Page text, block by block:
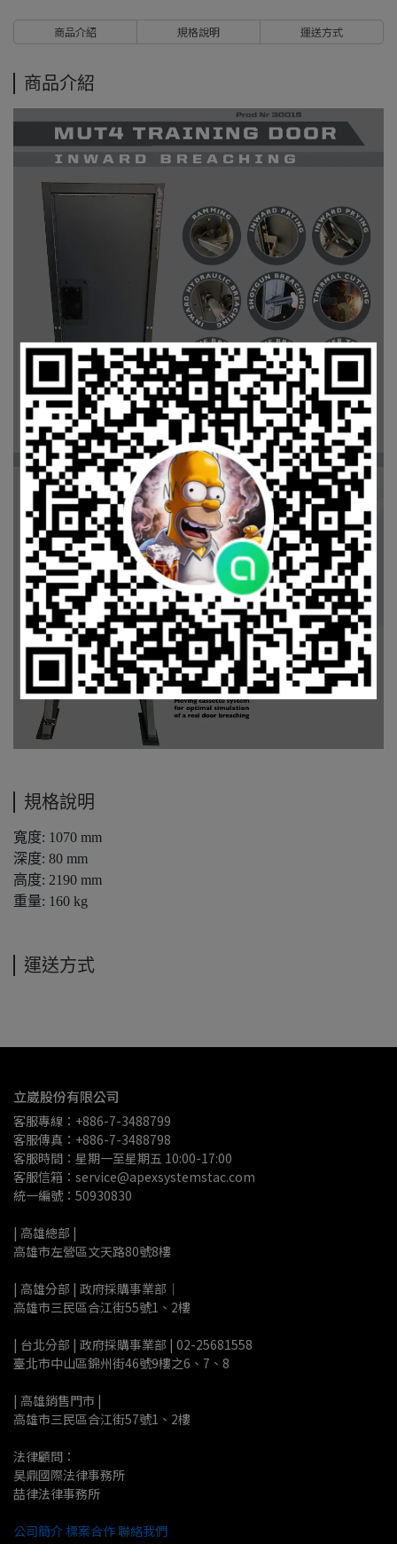
商品介紹 規格說明 運送方式
商品介紹
規格說明
寬度: 1070 mm
深度: 80 mm
高度: 2190 mm
重量: 160 kg
運送方式
立崴股份有限公司
客服專線：+886-7-3488799
客服傳真：+886-7-3488798
客服時間：星期一至星期五 10:00-17:00
客服信箱：service@apexsystemstac.com
統一編號：50930830
| 高雄總部 |
高雄市左營區文天路80號8樓
| 高雄分部 | 政府採購事業部｜
高雄市三民區合江街55號1、2樓
| 台北分部 | 政府採購事業部 | 02-25681558
臺北市中山區錦州街46號9樓之6、7、8
| 高雄銷售門市 |
高雄市三民區合江街57號1、2樓
法律顧問：
昊鼎國際法律事務所
喆律法律事務所
公司簡介 標案合作聯絡我們